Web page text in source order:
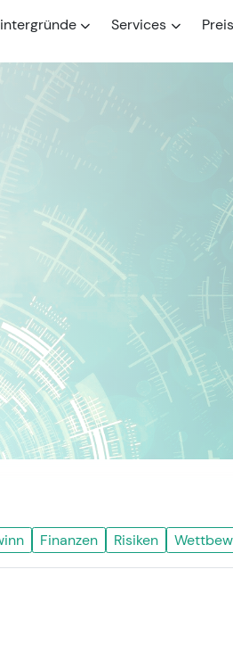
Services
Finanzen Risiken